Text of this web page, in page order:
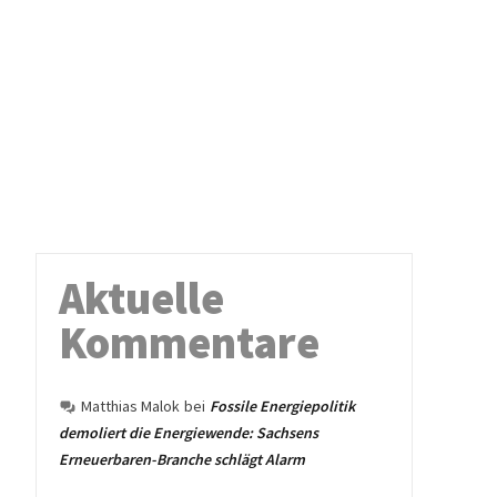
Aktuelle
Kommentare
Matthias Malok bei Fossile Energiepolitik
demoliert die Energiewende: Sachsens
Erneuerbaren-Branche schlägt Alarm